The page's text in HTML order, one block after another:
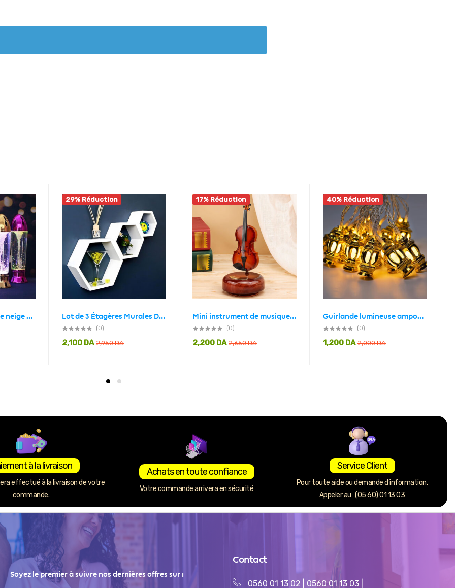
Lampe LED flocon de neige magique rotatif RGB
29% Réduction
Lot de 3 Étagères Murales Décorative – Bois – Hexagonale
(0)
2,950DA
2,100 DA
17% Réduction
Mini instrument de musique rétro VIOLON, boîte à musique Décoration
(0)
2,650DA
2,200 DA
40% Réduction
Guirlande lumineuse ampoules en forme de tour 10 pièces
(0)
2,000DA
1,200 DA
à la livraison
effectué à la livraison de votre
commande.
Achats en toute confiance
Votre commande arrivera en sécurité
Service Client
Pour toute aide ou demande d’information.
Appeler au : (05 60) 01 13 03
Soyez le premier à suivre nos dernières offres sur :
Contact
0560 01 13 02 0560 01 13 03